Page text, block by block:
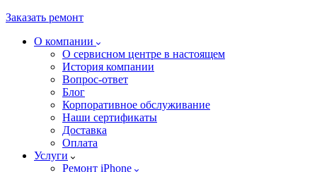
Заказать ремонт
О компании
О сервисном центре в настоящем
История компании
Вопрос-ответ
Блог
Корпоративное обслуживание
Наши сертификаты
Доставка
Оплата
Услуги
Ремонт iPhone